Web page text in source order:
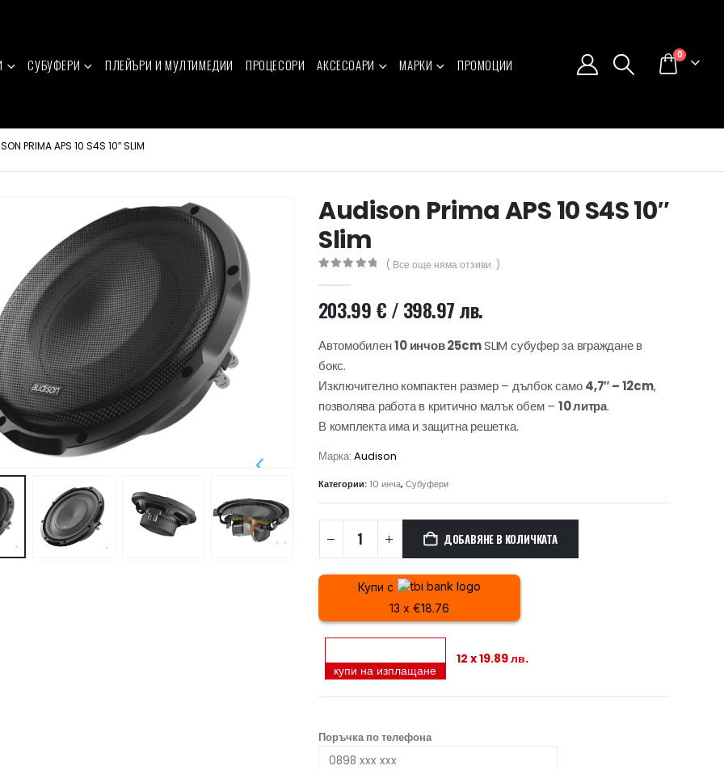
СУБУФЕРИ ПЛЕЙЪРИ И МУЛТИМЕДИИ ПРОЦЕСОРИ АКСЕСОАРИ МАРКИ ПРОМОЦИИ
0
PRIMA APS 10 S4S 10″ SLIM
Audison Prima APS 10 S4S 10″
Slim
( Все още няма отзиви. )
203.99€/ 398.97 лв.
Автомобилен10 инчов 25cmSLIM субуфер за вграждане в
бокс.
Изключително компактен размер – дълбок само4,7″ – 12cm,
позволява работа в критично малък обем – 10 литра.
В комплекта има и защитна решетка.
Марка: Audison
Категории: 10 инча,Субуфери
ДОБАВЯНЕ В КОЛИЧКАТА
Купи с
13 x €18.76
купи на изплащане
12 x 19.89 лв.
Поръчка по телефона